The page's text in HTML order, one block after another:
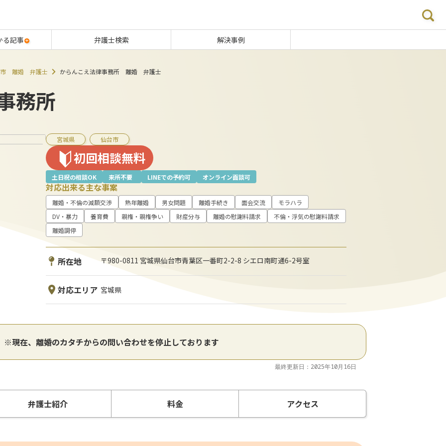
る記事 弁護士検索 解決事例
市 離婚 弁護士 からんこえ法律事務所 離婚 弁護士
務所
宮城県 仙台市
初回相談無料
土日祝の相談OK 来所不要 LINEでの予約可 オンライン面談可
対応出来る主な事案
離婚・不倫の減額交渉 熟年離婚 男女問題 離婚手続き 面会交流
モラハラ
DV・暴力
養育費 親権・親権争い 財産分与 離婚の慰謝料請求
不倫・浮気の慰謝料請求
離婚調停
所在地 〒980-0811 宮城県仙台市青葉区一番町2-2-8 シエロ南町通6-2号室
対応エリア 宮城県
※現在、離婚のカタチからの問い合わせを停止しております
最終更新日：2025年10月16日
弁護士紹介 料金 アクセス